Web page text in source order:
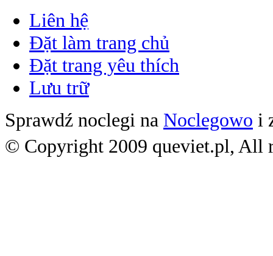
Liên hệ
Đặt làm trang chủ
Đặt trang yêu thích
Lưu trữ
Sprawdź noclegi na Noclegowo i
© Copyright 2009 queviet.pl, All